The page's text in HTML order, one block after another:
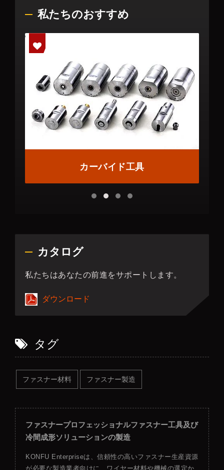
私たちのおすすめ
カーバイド工具
カタログ
私たちはあなたの前進をサポートします。
ダウンロード
タグ
ファスナー材料 ファスナー製造
ファスナープロフェッショナルファスナー工具及び
冷間成形ソリューションの製造
KONFU Enterpriseは、信頼性の高いファスナー生産資源
が必要な製造業者向けに、ワイヤー材料や機械の選定か